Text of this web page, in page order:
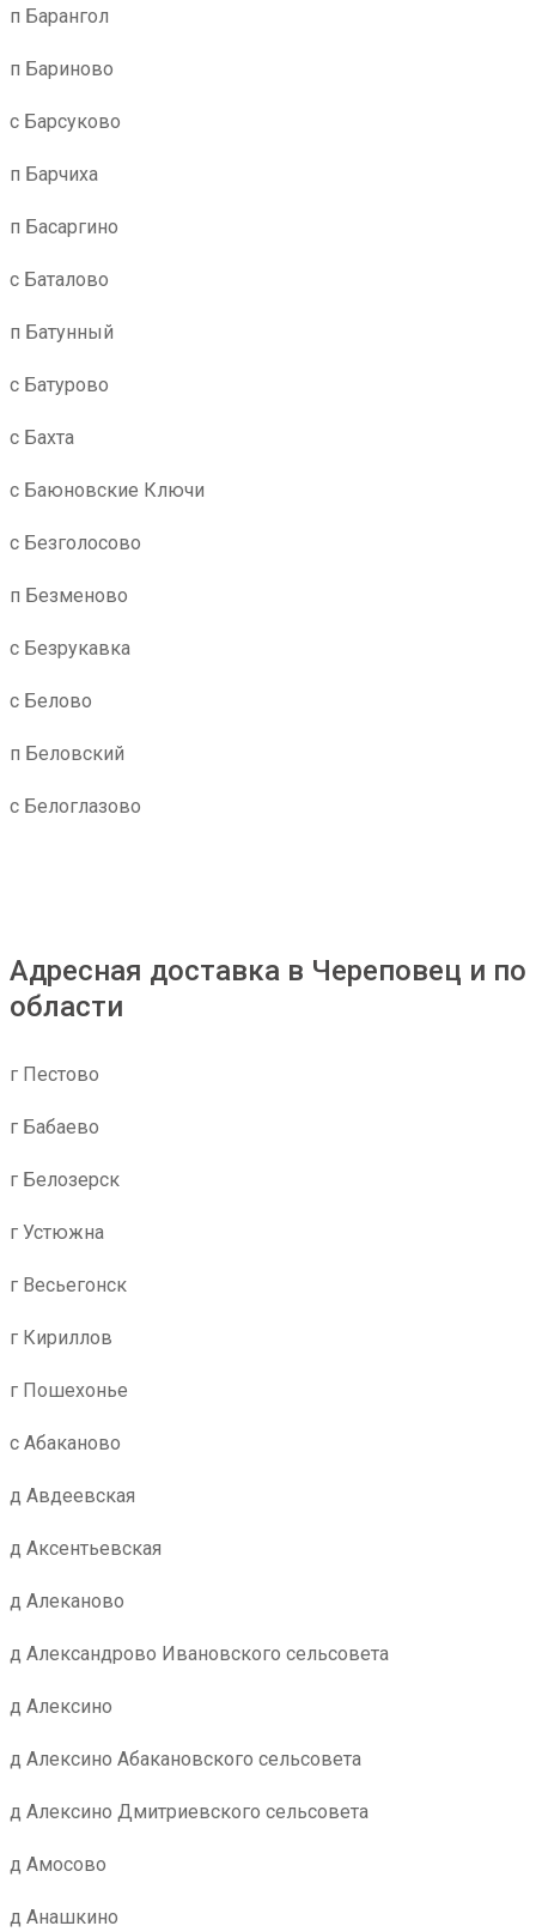
п Барангол
п Бариново
с Барсуково
п Барчиха
п Басаргино
с Баталово
п Батунный
с Батурово
с Бахта
с Баюновские Ключи
с Безголосово
п Безменово
с Безрукавка
с Белово
п Беловский
с Белоглазово
Адресная доставка в Череповец и по
области
г Пестово
г Бабаево
г Белозерск
г Устюжна
г Весьегонск
г Кириллов
г Пошехонье
с Абаканово
д Авдеевская
д Аксентьевская
д Алеканово
д Александрово Ивановского сельсовета
д Алексино
д Алексино Абакановского сельсовета
д Алексино Дмитриевского сельсовета
д Амосово
д Анашкино